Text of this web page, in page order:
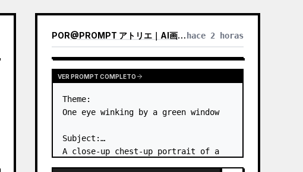
POR@PROMPT アトリエ｜AI画像プロンプト hace 2 horas
VER PROMPT COMPLETO
Theme:
One eye winking by a green window
Subject:
A close-up chest-up portrait of a